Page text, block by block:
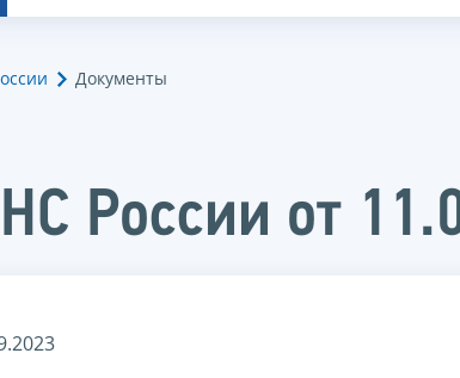
Документы
России от